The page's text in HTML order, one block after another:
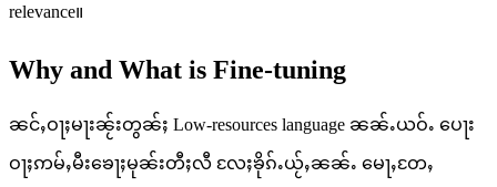
relevance။
Why and What is Fine-tuning
ၼင်ႇဝႃႈမႃးၼႂ်းတွၼ်ႈ Low-resources language ၼၼ်ႉယဝ်ႉ ပေႃး
ဝႃႈဢမ်ႇမီးၶေႃႈမုၼ်းတီႈလီ လႄႈၶိုၵ်ႉယႂ်ႇၼၼ်ႉ မေႃႇတႄႇ